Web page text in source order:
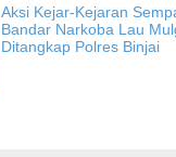
Aksi Kejar-Kejaran
Bandar Narkoba Lau
Ditangkap Polres Binjai